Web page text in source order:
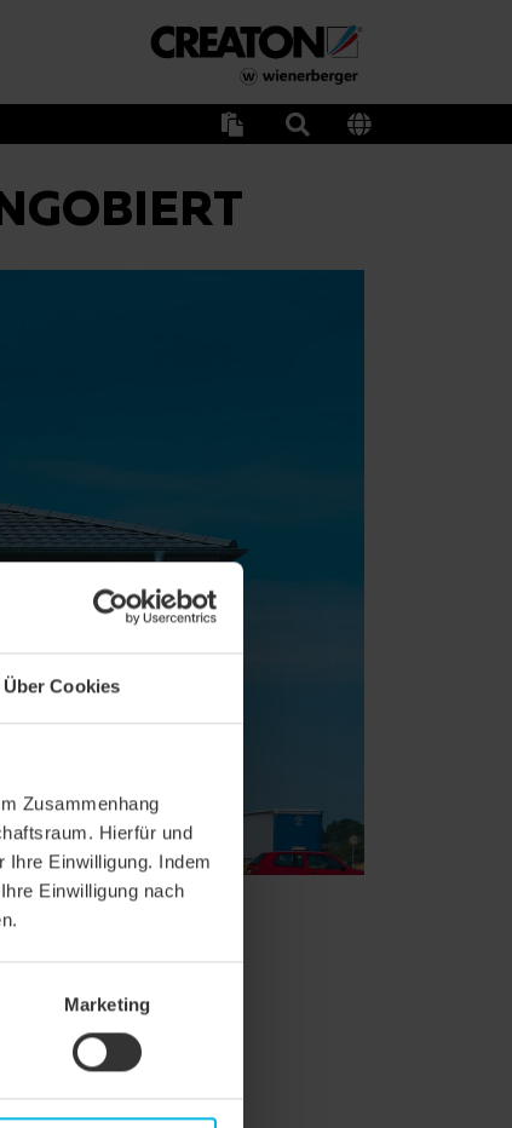
Über Cookies
Zusammenhang
Hierfür und
Ihre Einwilligung. Indem
Einwilligung nach
Marketing